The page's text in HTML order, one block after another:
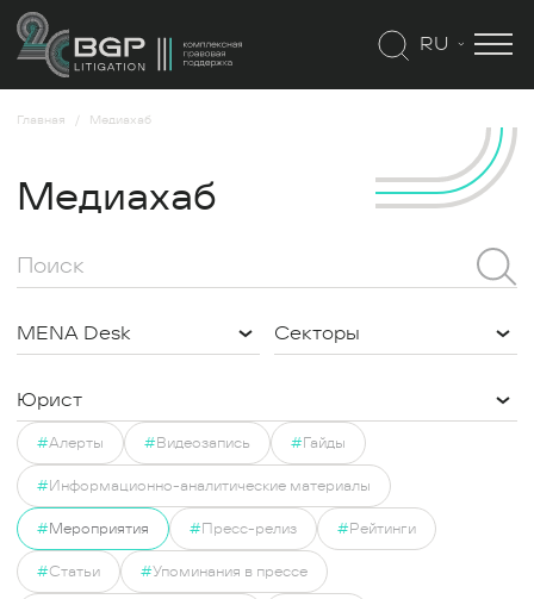
RU
Главная Медиахаб
Медиахаб
MENA Desk Секторы
Юрист
#Алерты #Видеозапись #Гайды
#Информационно-аналитические материалы
#Мероприятия #Пресс-релиз #Рейтинги
#Статьи #Упоминания в прессе